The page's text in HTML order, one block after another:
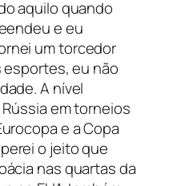
aquilo quando
e eu
um torcedor
esportes, eu não
A nível
em torneios
e a Copa
o jeito que
nas quartas da